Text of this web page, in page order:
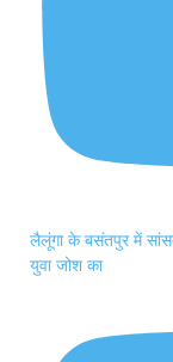
लैलूंगा के बसंतपुर में
युवा जोश का